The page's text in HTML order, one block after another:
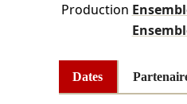
Production
Dates